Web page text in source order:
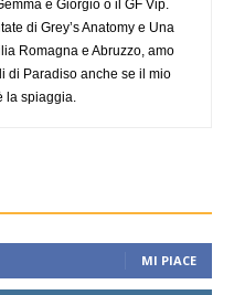
e Giorgio o il GF Vip.
di Grey’s Anatomy e Una
Romagna e Abruzzo, amo
di Paradiso anche se il mio
la spiaggia.
MI PIACE